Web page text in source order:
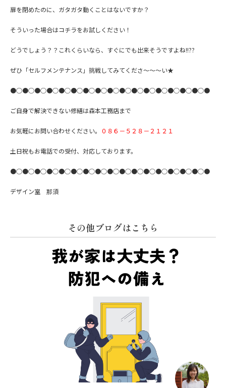
扉を閉めたのに、ガタガタ動くことはないですか？
そういった場合はコチラをお試しください！
どうでしょう？？これくらいなら、すぐにでも出来そうですよね!!??
ぜひ「セルフメンテナンス」挑戦してみてくださ～～～い★
●○●○●○●○●○●○●○●○●○●○●○●○●○●○●○●○●
ご自身で解決できない修繕は森本工務店まで
お気軽にお問い合わせください。 ０８６－５２８－２１２１
土日祝もお電話での受付、対応しております。
●○●○●○●○●○●○●○●○●○●○●○●○●○●○●○●○●
デザイン室 那須
その他ブログはこちら